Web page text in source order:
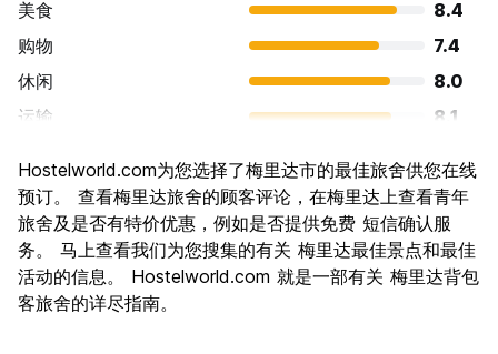
美食
8.4
购物
7.4
休闲
8.0
运输
8.1
文化
8.7
夜生活
7.1
物有所值
8.3
Hostelworld.com为您选择了梅里达市的最佳旅舍供您在线
预订。 查看梅里达旅舍的顾客评论，在梅里达上查看青年
旅舍及是否有特价优惠，例如是否提供免费 短信确认服
务。 马上查看我们为您搜集的有关 梅里达最佳景点和最佳
活动的信息。 Hostelworld.com 就是一部有关 梅里达背包
客旅舍的详尽指南。